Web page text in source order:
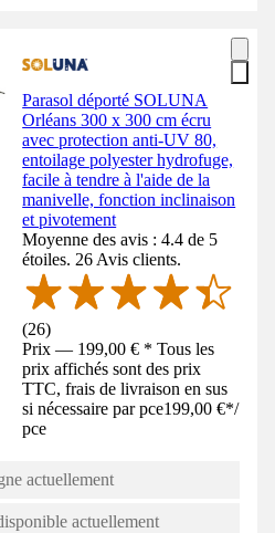
Parasol déporté SOLUNA
Orléans 300 x 300 cm écru
avec protection anti-UV 80,
entoilage polyester hydrofuge,
facile à tendre à l'aide de la
manivelle, fonction inclinaison
et pivotement
Moyenne des avis : 4.4 de 5
étoiles. 26 Avis clients.
(26)
Prix — 199,00 € * Tous les
prix affichés sont des prix
TTC, frais de livraison en sus
si nécessaire par pce199,00 €*/
pce
actuellement
actuellement